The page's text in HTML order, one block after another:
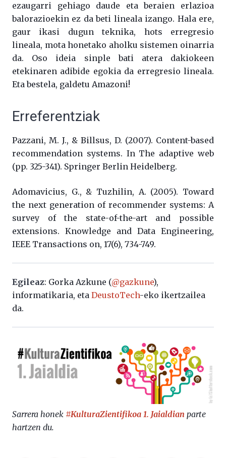
ezaugarri gehiago daude eta beraien erlazioa
balorazioekin ez da beti lineala izango. Hala ere,
gaur ikasi dugun teknika, hots erregresio
lineala, mota honetako aholku sistemen oinarria
da. Oso ideia sinple bati atera dakiokeen
etekinaren adibide egokia da erregresio lineala.
Eta bestela, galdetu Amazoni!
Erreferentziak
Pazzani, M. J., & Billsus, D. (2007). Content-based
recommendation systems. In The adaptive web
(pp. 325-341). Springer Berlin Heidelberg.
Adomavicius, G., & Tuzhilin, A. (2005). Toward
the next generation of recommender systems: A
survey of the state-of-the-art and possible
extensions. Knowledge and Data Engineering,
IEEE Transactions on, 17(6), 734-749.
Egileaz: Gorka Azkune (@gazkune),
informatikaria, eta DeustoTech-eko ikertzailea
da.
Sarrera honek #KulturaZientifikoa 1. Jaialdian parte
hartzen du.